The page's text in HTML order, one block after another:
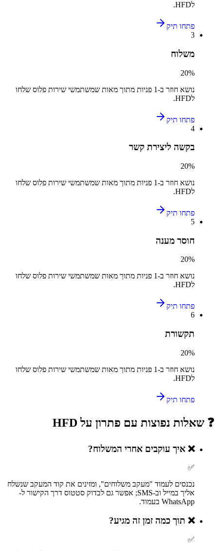
לHFD
.
פתחו תיק
3
משלוח
20%
נושא חוזר ב-1 פניות מתוך מאות שמשתמשי שירות פלוס שלחו
לHFD
.
פתחו תיק
4
בקשה ליצירת קשר
20%
נושא חוזר ב-1 פניות מתוך מאות שמשתמשי שירות פלוס שלחו
לHFD
.
פתחו תיק
5
חוסר מענה
20%
נושא חוזר ב-1 פניות מתוך מאות שמשתמשי שירות פלוס שלחו
לHFD
.
פתחו תיק
6
תקשורת
20%
נושא חוזר ב-1 פניות מתוך מאות שמשתמשי שירות פלוס שלחו
לHFD
.
פתחו תיק
❓ שאלות נפוצות עם פתרון עלHFD
❌ איך עוקבים אחרי המשלוח?
✅
נכנסים לעמוד "מעקב משלוחים", ומזינים את קוד המעקב שנשלח
אליך במייל וב-SMS; אפשר גם לבדוק סטטוס דרך הקישור ל-
WhatsApp בעמוד.
❌ תוך כמה זמן זה מגיע?
✅